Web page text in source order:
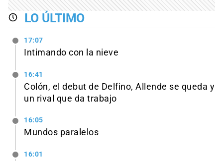
LO ÚLTIMO
17:07
Intimando con la nieve
16:41
Colón, el debut de Delfino, Allende se queda y
un rival que da trabajo
16:05
Mundos paralelos
16:01